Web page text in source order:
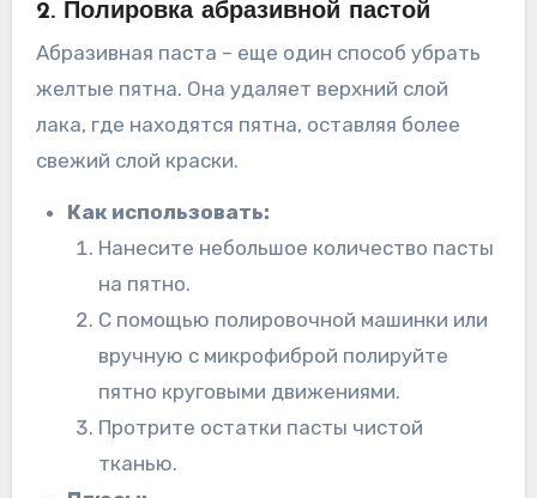
2. Полировка абразивной пастой
Абразивная паста – еще один способ убрать
желтые пятна. Она удаляет верхний слой
лака, где находятся пятна, оставляя более
свежий слой краски.
Как использовать:
Нанесите небольшое количество пасты
на пятно.
С помощью полировочной машинки или
вручную с микрофиброй полируйте
пятно круговыми движениями.
Протрите остатки пасты чистой
тканью.